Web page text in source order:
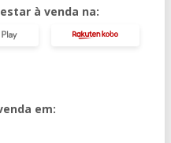
à venda na:
em: